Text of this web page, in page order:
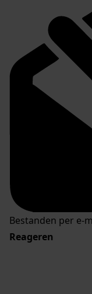
Bestanden per e-
Reageren